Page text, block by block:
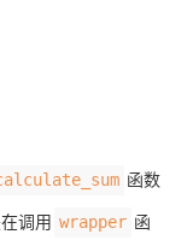
函数
调用 wrapper 函